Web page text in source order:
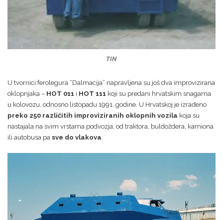
TIN
U tvornici ferolegura “Dalmacija” napravljena su još dva improvizirana
oklopnjaka – HOT 011 i HOT 111 koji su predani hrvatskim snagama
u kolovozu, odnosno listopadu 1991. godine. U Hrvatskoj je izrađeno
preko 250 različitih improviziranih oklopnih vozila koja su
nastajala na svim vrstama podvozja, od traktora, buldoždera, kamiona
ili autobusa pa sve do vlakova.